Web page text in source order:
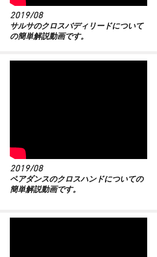
2019/08
​サルサのクロスバディリードについて
の簡単解説動画です。
2019/08
​ペアダンスのクロスハンドについての
簡単解説動画です。